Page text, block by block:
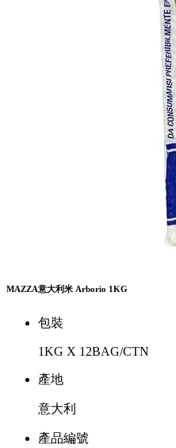
MAZZA意大利米 Arborio 1KG
包裝
1KG X 12BAG/CTN
產地
意大利
產品編號